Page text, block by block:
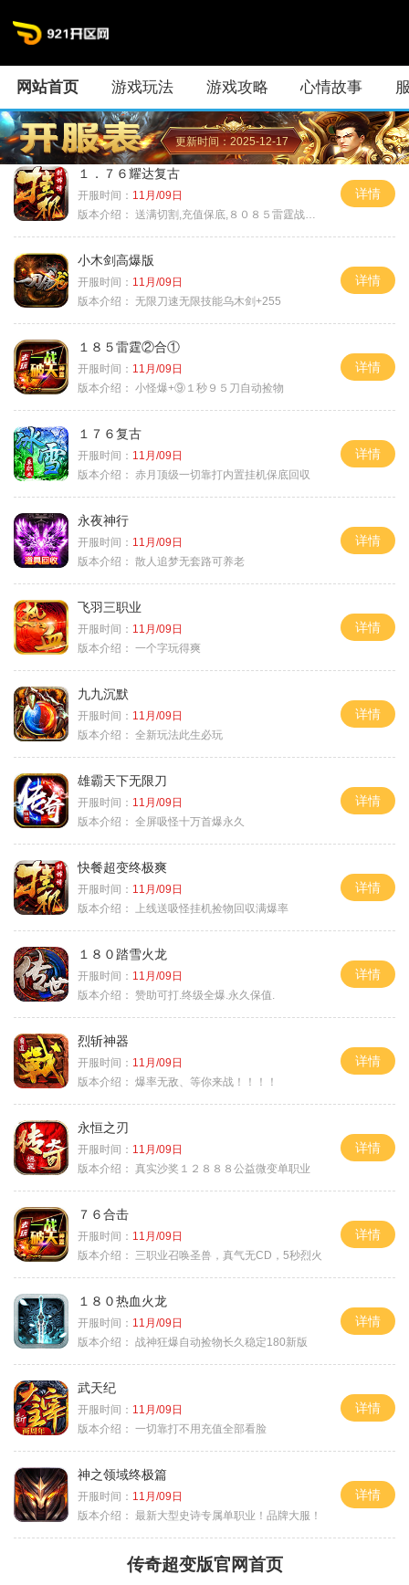
网站首页 游戏玩法 游戏攻略 心情故事
更新时间：2025-12-17
１．７６耀达复古
开服时间： 11月/09日
版本介绍： 送满切割,充值保底,８０８５雷霆战神微变
详情
小木剑高爆版
开服时间： 11月/09日
版本介绍： 无限刀速无限技能乌木剑+255
详情
１８５雷霆②合①
开服时间： 11月/09日
版本介绍： 小怪爆+⑨１秒９５刀自动捡物
详情
１７６复古
开服时间： 11月/09日
版本介绍： 赤月顶级一切靠打内置挂机保底回収
详情
永夜神行
开服时间： 11月/09日
版本介绍： 散人追梦无套路可养老
详情
飞羽三职业
开服时间： 11月/09日
版本介绍： 一个字玩得爽
详情
九九沉默
开服时间： 11月/09日
版本介绍： 全新玩法此生必玩
详情
雄霸天下无限刀
开服时间： 11月/09日
版本介绍： 全屏吸怪十万首爆永久
详情
快餐超变终极爽
开服时间： 11月/09日
版本介绍：
上线送吸怪挂机捡物回収满爆率
详情
１８０踏雪火龙
开服时间： 11月/09日
版本介绍： 赞助可打.终级全爆.永久保值.
详情
烈斩神器
开服时间： 11月/09日
版本介绍： 爆率无敌、等你来战！！！！
详情
永恒之刃
开服时间： 11月/09日
版本介绍： 真实沙奖１２８８８公益微变单职业
详情
７６合击
开服时间： 11月/09日
版本介绍：
三职业召唤圣兽，真气无CD，5秒烈火
详情
１８０热血火龙
开服时间： 11月/09日
版本介绍： 战神狂爆自动捡物长久稳定180新版
详情
武天纪
开服时间： 11月/09日
版本介绍： 一切靠打不用充值全部看脸
详情
神之领域终极篇
开服时间： 11月/09日
版本介绍： 最新大型史诗专属单职业！品牌大服！
详情
传奇超变版官网首页